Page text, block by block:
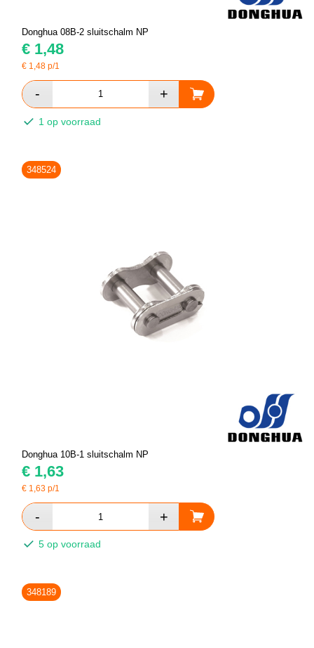
Donghua 08B-2 sluitschalm NP
€ 1,48
€ 1,48 p/1
1 op voorraad
348524
Donghua 10B-1 sluitschalm NP
€ 1,63
€ 1,63 p/1
5 op voorraad
348189